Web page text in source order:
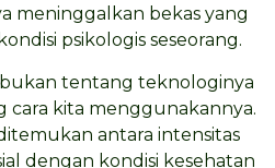
meninggalkan bekas yang
psikologis seseorang.
bukan tentang teknologinya
kita menggunakannya.
antara intensitas
dengan kondisi kesehatan